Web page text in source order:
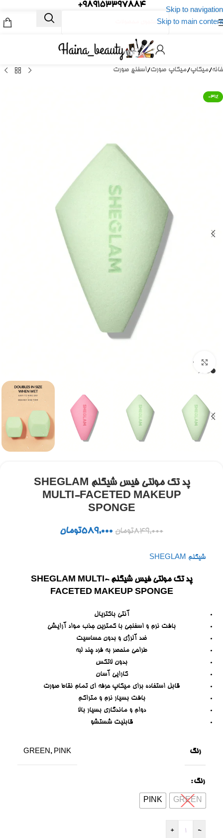
Skip to navigation
Skip to main content
989153397884+
خانه/میکاپ/میکاپ صورت/اسفنج صورت
-31%
برای بزرگنمایی کلیک کنید
پد تک مولتی فیس شیگلم SHEGLAM
MULTI-FACETED MAKEUP
SPONGE
849,000تومان 589,000تومان
شیگلم SHEGLAM
پد تک مولتی فیس شیگلم SHEGLAM MULTI-
FACETED MAKEUP SPONGE
آنتی باکتریال
بافت نرم و اسفنجی با کمترین جذب مواد آرایشی
ضد آلرژی و بدون حساسیت
طراحی منحصر به فرد چند لبه
بدون لاتکس
کارایی آسان
قابل استفاده برای میکاپ حرفه ای تمام نقاط صورت
بافت بسیار نرم و متراکم
دوام و ماندگاری بسیار بالا
قابلیت شستشو
رنگ GREEN, PINK
رنگ
GREEN
PINK
-
+